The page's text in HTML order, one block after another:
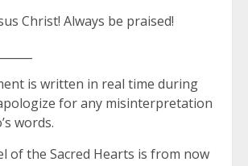
Christ! Always be praised!
is written in real time during
for any misinterpretation
words.
of the Sacred Hearts is from now